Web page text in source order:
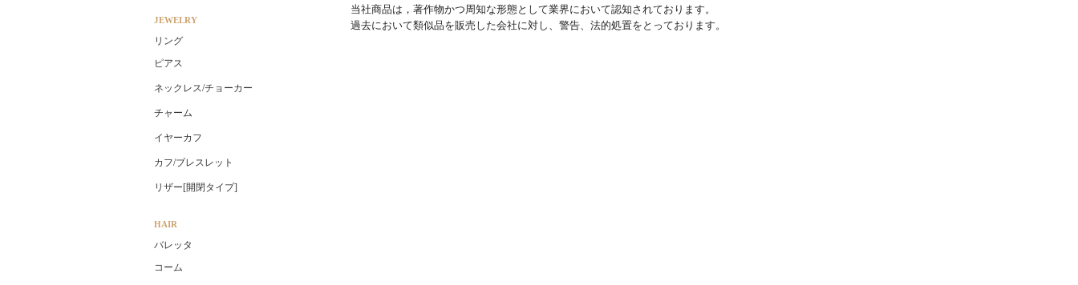
当社商品は，著作物かつ周知な形態として業界において認知されております。
過去において類似品を販売した会社に対し、警告、法的処置をとっております。
JEWELRY
リング
ピアス
ネックレス/チョーカー
チャーム
イヤーカフ
カフ/ブレスレット
リザー[開閉タイプ]
HAIR
バレッタ
コーム